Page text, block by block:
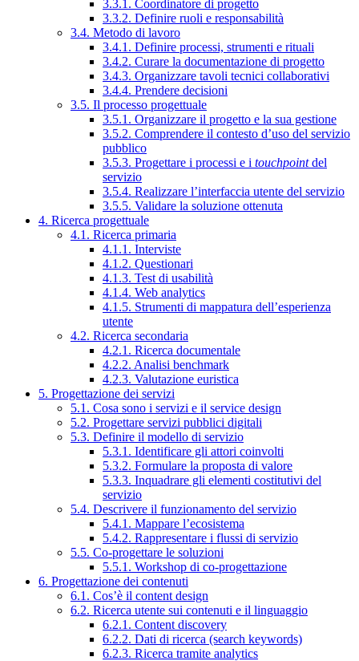
3.3.1. Coordinatore di progetto
3.3.2. Definire ruoli e responsabilità
3.4. Metodo di lavoro
3.4.1. Definire processi, strumenti e rituali
3.4.2. Curare la documentazione di progetto
3.4.3. Organizzare tavoli tecnici collaborativi
3.4.4. Prendere decisioni
3.5. Il processo progettuale
3.5.1. Organizzare il progetto e la sua gestione
3.5.2. Comprendere il contesto d’uso del servizio
pubblico
3.5.3. Progettare i processi e i touchpointdel
servizio
3.5.4. Realizzare l’interfaccia utente del servizio
3.5.5. Validare la soluzione ottenuta
4. Ricerca progettuale
4.1. Ricerca primaria
4.1.1. Interviste
4.1.2. Questionari
4.1.3. Test di usabilità
4.1.4. Web analytics
4.1.5. Strumenti di mappatura dell’esperienza
utente
4.2. Ricerca secondaria
4.2.1. Ricerca documentale
4.2.2. Analisi benchmark
4.2.3. Valutazione euristica
5. Progettazione dei servizi
5.1. Cosa sono i servizi e il service design
5.2. Progettare servizi pubblici digitali
5.3. Definire il modello di servizio
5.3.1. Identificare gli attori coinvolti
5.3.2. Formulare la proposta di valore
5.3.3. Inquadrare gli elementi costitutivi del
servizio
5.4. Descrivere il funzionamento del servizio
5.4.1. Mappare l’ecosistema
5.4.2. Rappresentare i flussi di servizio
5.5. Co-progettare le soluzioni
5.5.1. Workshop di co-progettazione
6. Progettazione dei contenuti
6.1. Cos’è il content design
6.2. Ricerca utente sui contenuti e il linguaggio
6.2.1. Content discovery
6.2.2. Dati di ricerca (search keywords)
6.2.3. Ricerca tramite analytics